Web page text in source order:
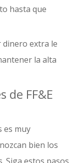
hasta que
dinero extra le
la alta
de FF&E
es muy
bien los
Siga estos pasos